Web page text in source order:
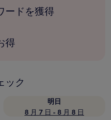
ードを獲得
得
ック
明日
8 月 7 日 - 8 月 8 日